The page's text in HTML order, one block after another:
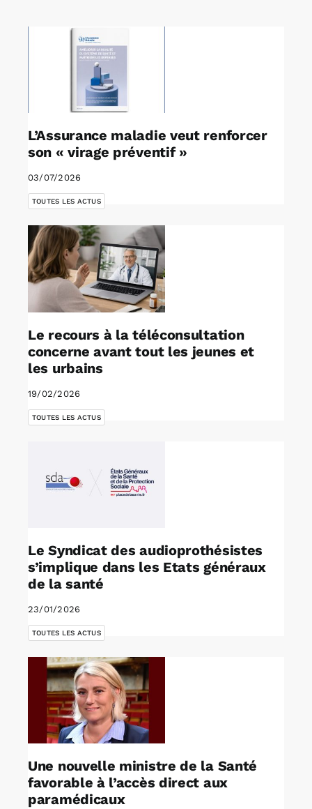
Rechercher:
Annonces emploi
L’Assurance maladie veut renforcer
son « virage préventif »
03/07/2026
TOUTES LES ACTUS
Le recours à la téléconsultation
concerne avant tout les jeunes et
les urbains
19/02/2026
TOUTES LES ACTUS
Le Syndicat des audioprothésistes
s’implique dans les Etats généraux
de la santé
23/01/2026
TOUTES LES ACTUS
Une nouvelle ministre de la Santé
favorable à l’accès direct aux
paramédicaux